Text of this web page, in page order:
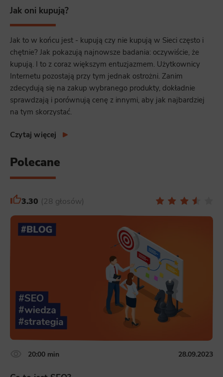
Jak oni kupują?
Jak to w końcu jest - kupują czy nie kupują w Sieci często i
chętnie? Jak pokazują najnowsze badania: oczywiście, że
kupują. I to z coraz większym entuzjazmem. Użytkownicy
Internetu pozostają przy tym jednak ostrożni. Zanim
zdecydują się na zakup wybranego produkty, dokładnie
sprawdzają i porównują cenę z innymi, aby jak najbardziej
na tym skorzystać.
Czytaj więcej
Polecane
3.30 28 głosów
20:00 min 28.09.2023